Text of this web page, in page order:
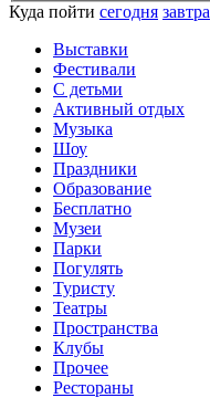
Куда пойти сегодня завтра
Выставки
Фестивали
С детьми
Активный отдых
Музыка
Шоу
Праздники
Образование
Бесплатно
Музеи
Парки
Погулять
Туристу
Театры
Пространства
Клубы
Прочее
Рестораны